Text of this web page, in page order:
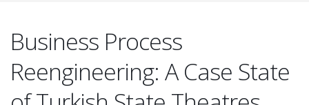
Business Process
Reengineering: A Case State